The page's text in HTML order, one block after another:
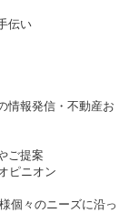
伝い
情報発信・不動産お
ご提案
ピニオン
個々のニーズに沿っ